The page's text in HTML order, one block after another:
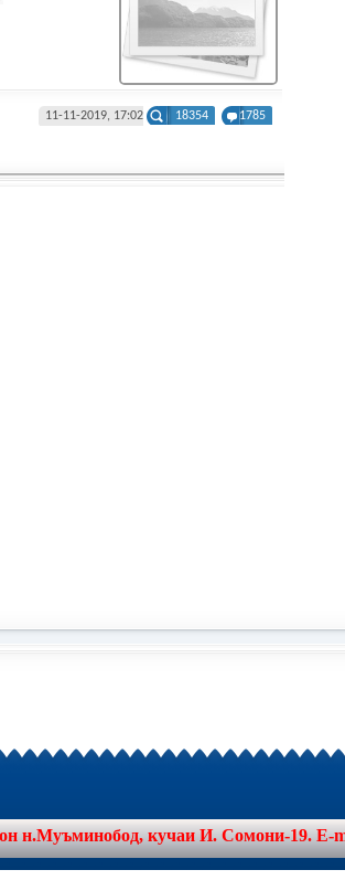
11-11-2019, 17:02 18354 1785
н.Муъминобод, кучаи И. Сомони-19. E-